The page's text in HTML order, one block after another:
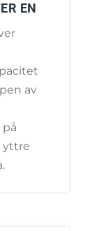
EN
av
yttre